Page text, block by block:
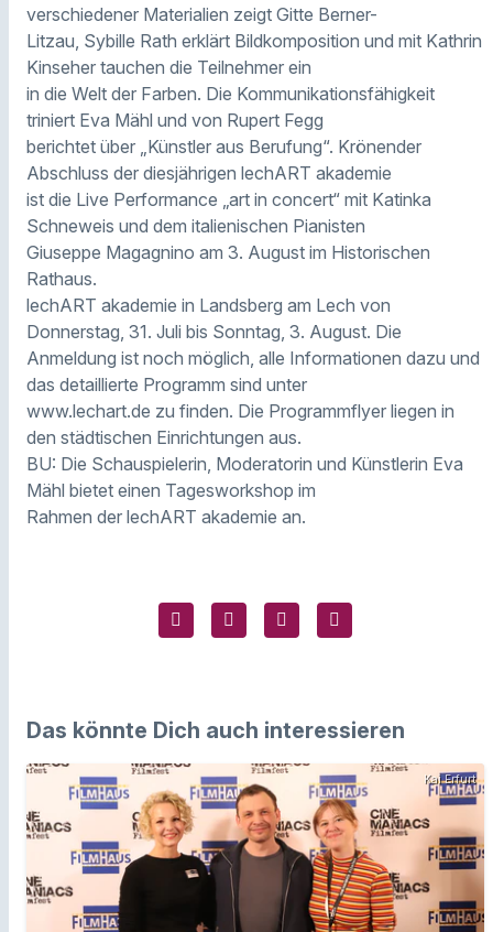
verschiedener Materialien zeigt Gitte Berner-
Litzau, Sybille Rath erklärt Bildkomposition und mit Kathrin
Kinseher tauchen die Teilnehmer ein
in die Welt der Farben. Die Kommunikationsfähigkeit
triniert Eva Mähl und von Rupert Fegg
berichtet über „Künstler aus Berufung“. Krönender
Abschluss der diesjährigen lechART akademie
ist die Live Performance „art in concert“ mit Katinka
Schneweis und dem italienischen Pianisten
Giuseppe Magagnino am 3. August im Historischen
Rathaus.
lechART akademie in Landsberg am Lech von
Donnerstag, 31. Juli bis Sonntag, 3. August. Die
Anmeldung ist noch möglich, alle Informationen dazu und
das detaillierte Programm sind unter
www.lechart.de zu finden. Die Programmflyer liegen in
den städtischen Einrichtungen aus.
BU: Die Schauspielerin, Moderatorin und Künstlerin Eva
Mähl bietet einen Tagesworkshop im
Rahmen der lechART akademie an.
Das könnte Dich auch interessieren
Kai Erfurt